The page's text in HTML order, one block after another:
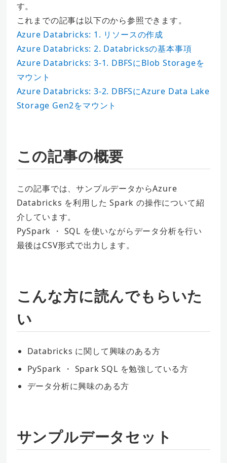
す。
これまでの記事は以下のから参照できます。
Azure Databricks: 1. リソースの作成
Azure Databricks: 2. Databricksの基本事項
Azure Databricks: 3-1. DBFSにBlob Storageを
マウント
Azure Databricks: 3-2. DBFSにAzure Data Lake
Storage Gen2をマウント
この記事の概要
この記事では、サンプルデータからAzure
Databricks を利用した Spark の操作について紹
介しています。
PySpark ・ SQL を使いながらデータ分析を行い
最後はCSV形式で出力します。
こんな方に読んでもらいた
い
Databricks に関して興味のある方
PySpark ・ Spark SQL を勉強している方
データ分析に興味のある方
サンプルデータセット